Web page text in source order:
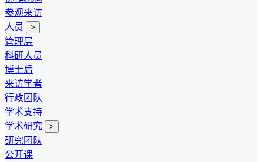
参观来访
人员
>
管理层
科研人员
博士后
来访学者
行政团队
学术支持
学术研究
>
研究团队
公开课